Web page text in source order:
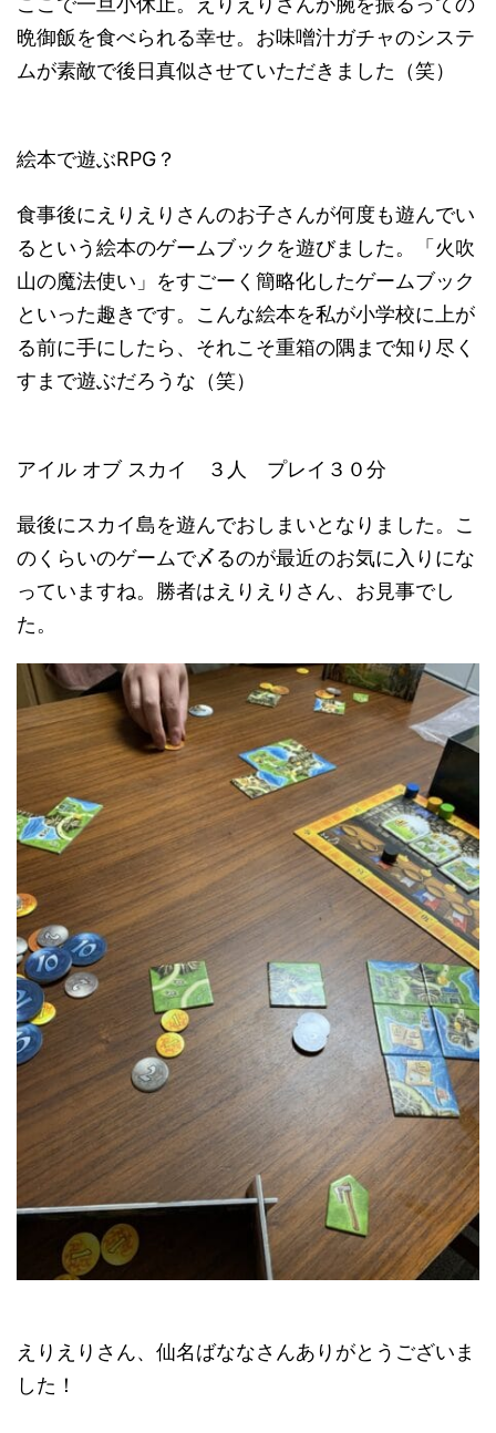
晩御飯を食べられる幸せ。お味噌汁ガチャのシステ
ムが素敵で後日真似させていただきました（笑）
絵本で遊ぶRPG？
食事後にえりえりさんのお子さんが何度も遊んでい
るという絵本のゲームブックを遊びました。「火吹
山の魔法使い」をすごーく簡略化したゲームブック
といった趣きです。こんな絵本を私が小学校に上が
る前に手にしたら、それこそ重箱の隅まで知り尽く
すまで遊ぶだろうな（笑）
アイル オブ スカイ ３人 プレイ３０分
最後にスカイ島を遊んでおしまいとなりました。こ
のくらいのゲームで〆るのが最近のお気に入りにな
っていますね。勝者はえりえりさん、お見事でし
た。
えりえりさん、仙名ばななさんありがとうございま
した！